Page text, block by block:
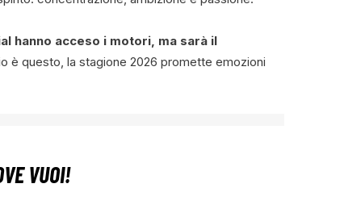
hanno acceso i motori, ma sarà il
è questo, la stagione 2026 promette emozioni